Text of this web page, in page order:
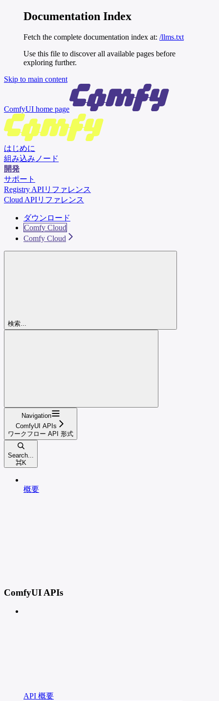
Documentation Index
Fetch the complete documentation index at: /llms.txt
Use this file to discover all available pages before
exploring further.
Skip to main content
ComfyUI home page
はじめに
組み込みノード
開発
サポート
Registry APIリファレンス
Cloud APIリファレンス
ダウンロード
Comfy Cloud
Comfy Cloud
検索...
Navigation
ComfyUI APIs
ワークフロー API 形式
Search...
⌘K
概要
ComfyUI APIs
API 概要